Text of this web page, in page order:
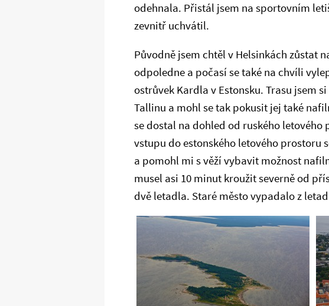
odehnala. Přistál jsem na sportovním
zevnitř uchvátil.
Původně jsem chtěl v Helsinkách zůstat
odpoledne a počasí se také na chvíli
ostrůvek Kardla v Estonsku. Trasu jsem
Tallinu a mohl se tak pokusit jej také
se dostal na dohled od ruského letového
vstupu do estonského letového prostoru
a pomohl mi s věží vybavit možnost
musel asi 10 minut kroužit severně od
dvě letadla. Staré město vypadalo z